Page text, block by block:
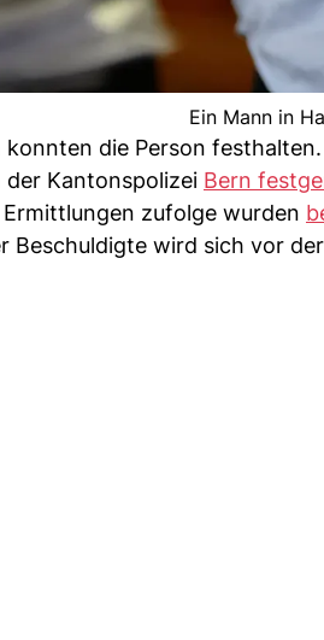
Ein Mann in
die Person
Kantonspolizei Bern
zufolge wurden
Beschuldigte wird sich vor